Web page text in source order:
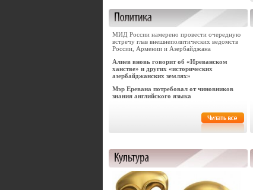
МИД России намерено провести очередную
встречу глав внешнеполитических ведомств
России, Армении и Азербайджана
Алиев вновь говорит об «Иреванском
ханстве» и других «исторических
азербайджанских землях»
Мэр Еревана потребовал от чиновников
знания английского языка